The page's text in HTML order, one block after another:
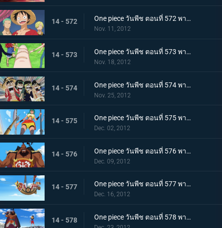
14 - 572 One piece วันพีช ตอนที่ 572 พากย์ไทย ความยุ่งยากโถมเข้าใส่ กับดักที่รออยู่ในนิวเวิลด์
Nov. 11, 2012
14 - 573 One piece วันพีช ตอนที่ 573 พากย์ไทย ในที่สุดก็ออกเรือ! ลาก่อนเกาะมนุษย์เงือก!
Nov. 18, 2012
14 - 574 One piece วันพีช ตอนที่ 574 พากย์ไทย สู่นิวเวิลด์! มุ่งไปยังทะเลที่แข็งแกร่งที่สุด
Nov. 25, 2012
14 - 575 One piece วันพีช ตอนที่ 575 พากย์ไทย ภาคความทะเยอทะยานของเซ็ตโต้ คนยักษ์ตัวน้อย ลินลี่!
Dec. 02, 2012
14 - 576 One piece วันพีช ตอนที่ 576 พากย์ไทย ภาคความทะเยอทะยานของเซ็ตโต้ กองทัพเรือปริศนาสุดแข็งแกร่งปรากฏตัว!
Dec. 09, 2012
14 - 577 One piece วันพีช ตอนที่ 577 พากย์ไทย ภาคความทะเยอทะยานของเซ็ตโต้ ! แผนหลบหนีครั้งยิ่งใหญ่ถวายชีวิต!
Dec. 16, 2012
14 - 578 One piece วันพีช ตอนที่ 578 พากย์ไทย ภาคความทะเยอทะยานของเซ็ตโต้ ลูฟี่ ปะทะ ชูโซะ!